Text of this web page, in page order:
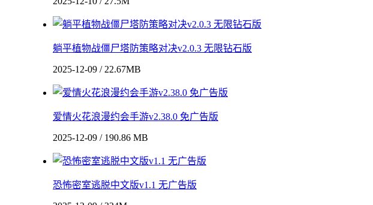
躺平植物战僵尸塔防策略对决v2.0.3 无限钻石版
2025-12-09 / 22.67MB
爱情火花浪漫约会手游v2.38.0 免广告版
2025-12-09 / 190.86 MB
恐怖密室逃脱中文版v1.1 无广告版